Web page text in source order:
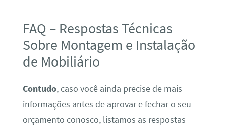
FAQ – Respostas Técnicas
Sobre Montagem e Instalação
de Mobiliário
Contudo, caso você ainda precise de mais
informações antes de aprovar e fechar o seu
orçamento conosco, listamos as respostas